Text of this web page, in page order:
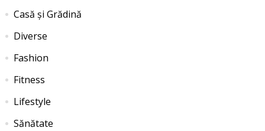
Casă și Grădină
Diverse
Fashion
Fitness
Lifestyle
Sănătate